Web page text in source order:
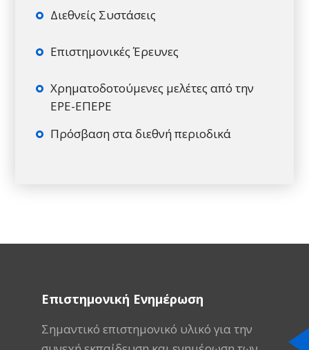
Διεθνείς Συστάσεις
Επιστημονικές Έρευνες
Χρηματοδοτούμενες μελέτες από την
ΕΡΕ-ΕΠΕΡΕ
Πρόσβαση στα διεθνή περιοδικά
Επιστημονική Ενημέρωση
Σημαντικό επιστημονικό υλικό για την